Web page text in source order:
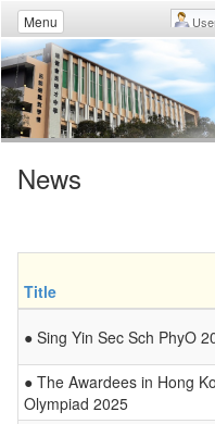
Menu
News
Title
● Sing Yin Sec Sch PhyO
● The Awardees in Hong
Olympiad 2025